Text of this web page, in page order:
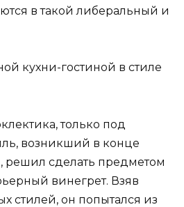
в такой либеральный и
кухни-гостиной в стиле
только под
возникший в конце
решил сделать предметом
винегрет. Взяв
стилей, он попытался из